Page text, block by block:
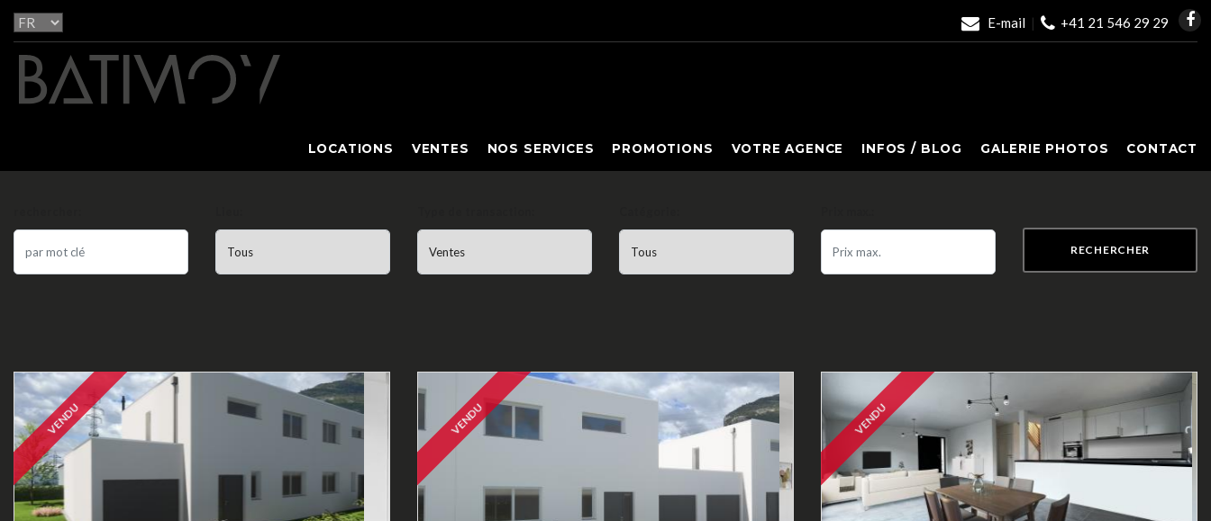
E-mail | +41 21 546 29 29
LOCATIONS VENTES NOS SERVICES PROMOTIONS VOTRE AGENCE INFOS / BLOG GALERIE PHOTOS CONTACT
RECHERCHER
VENDU VENDU VENDU